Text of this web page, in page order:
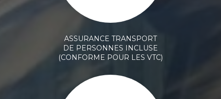
ASSURANCE TRANSPORT
DE PERSONNES INCLUSE
(CONFORME POUR LES VTC)